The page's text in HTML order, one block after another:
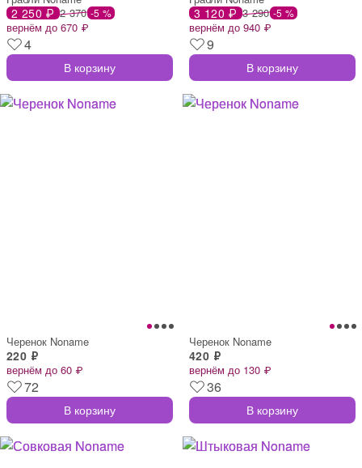
2 250 ₽ 2 370 -5 %
вернём до 670 ₽
4
В корзину
3 120 ₽ 3 290 -5 %
вернём до 940 ₽
9
В корзину
Черенок Noname
220 ₽
вернём до 60 ₽
72
В корзину
Черенок Noname
420 ₽
вернём до 130 ₽
36
В корзину